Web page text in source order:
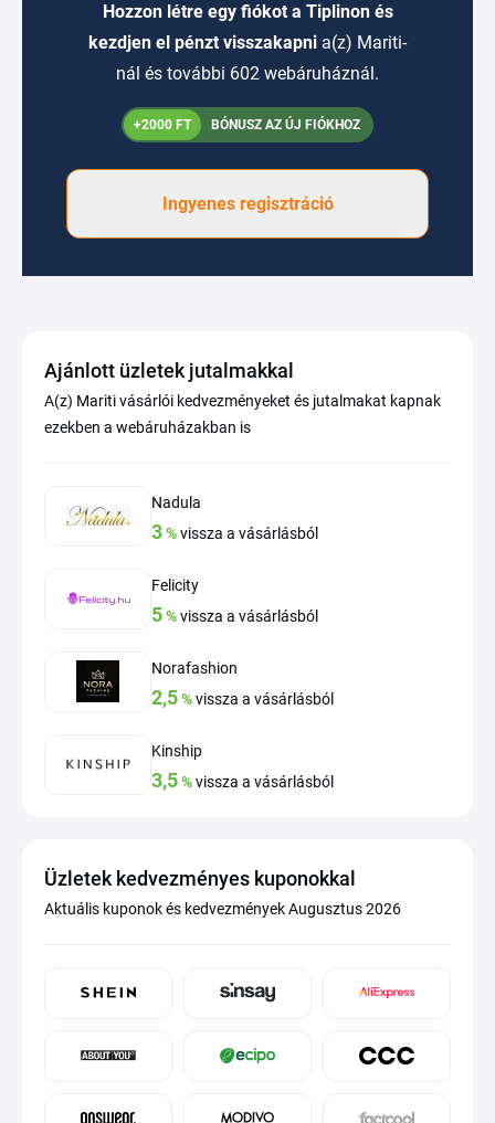
Hozzon létre egy fiókot a Tiplinon és
kezdjen el pénzt visszakapni a(z) Mariti-
nál és további 602 webáruháznál.
+2000 FT BÓNUSZ AZ ÚJ FIÓKHOZ
Ingyenes regisztráció
Ajánlott üzletek jutalmakkal
A(z) Mariti vásárlói kedvezményeket és jutalmakat kapnak
ezekben a webáruházakban is
Nadula
3%vissza a vásárlásból
Felicity
5%vissza a vásárlásból
Norafashion
2,5%vissza a vásárlásból
Kinship
3,5%vissza a vásárlásból
Üzletek kedvezményes kuponokkal
Aktuális kuponok és kedvezmények Augusztus 2026